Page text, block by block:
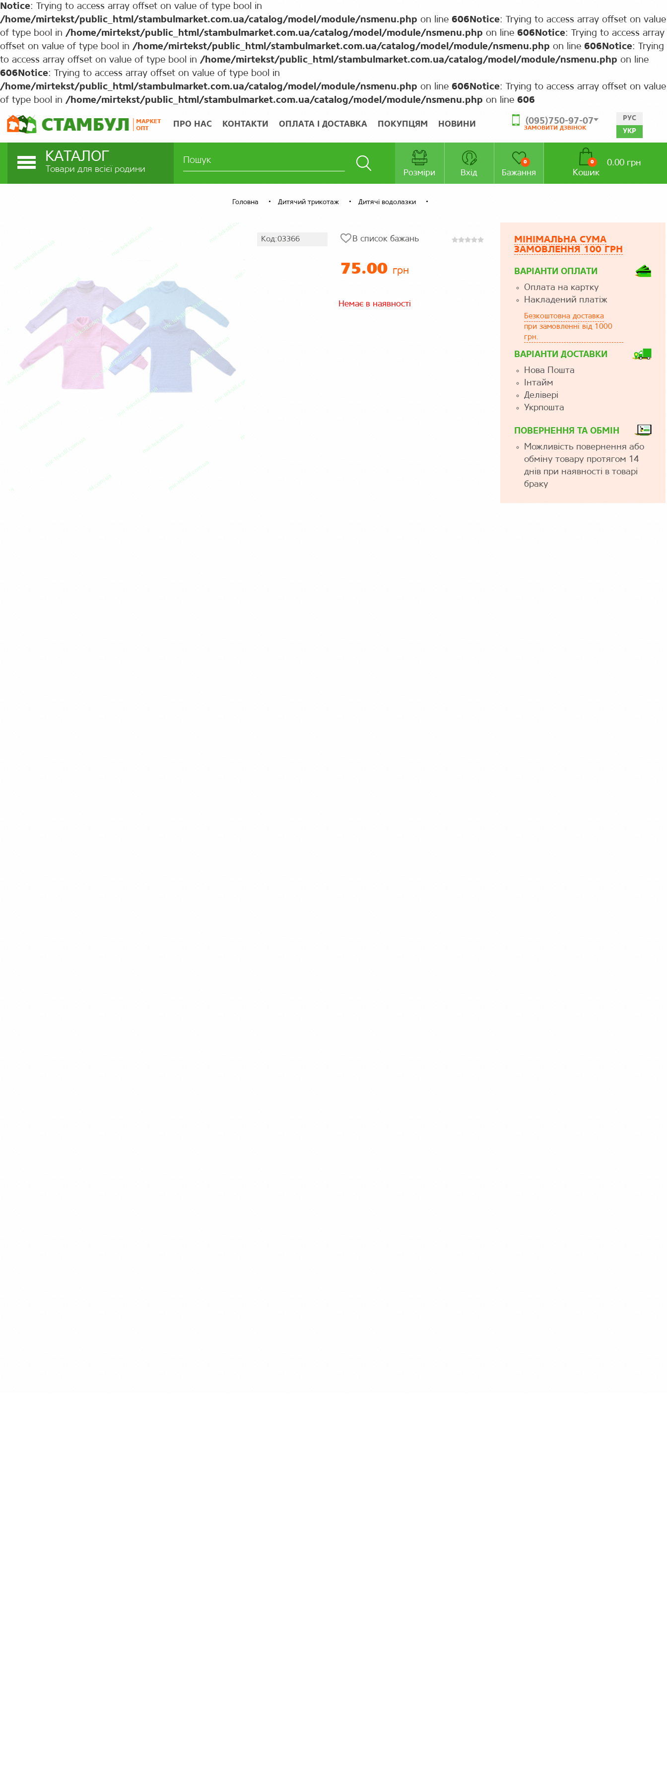
Notice: Trying to access array offset on value of type bool in
/home/mirtekst/public_html/stambulmarket.com.ua/catalog/model/module/nsmenu.php on line 606 Notice: Trying to access array offset on value
of type bool in /home/mirtekst/public_html/stambulmarket.com.ua/catalog/model/module/nsmenu.php on line 606 Notice: Trying to access array
offset on value of type bool in /home/mirtekst/public_html/stambulmarket.com.ua/catalog/model/module/nsmenu.php on line 606 Notice: Trying
to access array offset on value of type bool in /home/mirtekst/public_html/stambulmarket.com.ua/catalog/model/module/nsmenu.php on line
606 Notice: Trying to access array offset on value of type bool in
/home/mirtekst/public_html/stambulmarket.com.ua/catalog/model/module/nsmenu.php on line 606 Notice: Trying to access array offset on value
of type bool in /home/mirtekst/public_html/stambulmarket.com.ua/catalog/model/module/nsmenu.php on line 606
ПРО НАС КОНТАКТИ ОПЛАТА І ДОСТАВКА ПОКУПЦЯМ НОВИНИ (095)750-97-07
ЗАМОВИТИ ДЗВІНОК
РУС
УКР
КАТАЛОГ
Товари для всієї родини Розміри Вхід Бажання
0
Кошик
0 0.00 грн
Головна Дитячий трикотаж Дитячі водолазки
Код:03366 В список бажань
75.00 грн
Немає в наявності
МІНІМАЛЬНА СУМА
ЗАМОВЛЕННЯ 100 ГРН
ВАРІАНТИ ОПЛАТИ
Оплата на картку
Накладений платіж
Безкоштовна доставка
при замовленні від 1000
грн.
ВАРІАНТИ ДОСТАВКИ
Нова Пошта
Інтайм
Делівері
Укрпошта
ПОВЕРНЕННЯ ТА ОБМІН
Можливість повернення або
обміну товару протягом 14
днів при наявності в товарі
браку